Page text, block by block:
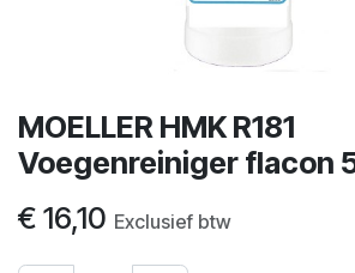
MOELLER HMK R181
Voegenreiniger flacon
€ 16,10 Exclusief btw